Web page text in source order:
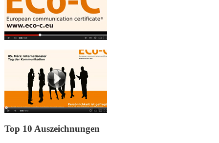
3
Top 10 Auszeichnungen